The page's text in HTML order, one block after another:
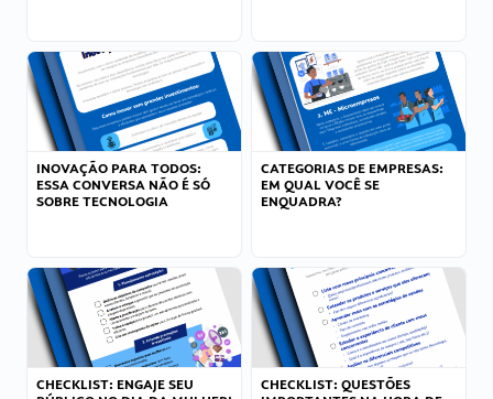
INOVAÇÃO PARA TODOS:
ESSA CONVERSA NÃO É SÓ
SOBRE TECNOLOGIA
CATEGORIAS DE EMPRESAS:
EM QUAL VOCÊ SE
ENQUADRA?
CHECKLIST: ENGAJE SEU
CHECKLIST: QUESTÕES